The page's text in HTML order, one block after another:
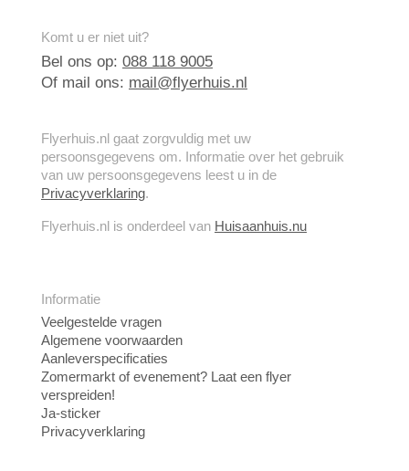
Komt u er niet uit?
Bel ons op: 088 118 9005
Of mail ons: mail@flyerhuis.nl
Flyerhuis.nl gaat zorgvuldig met uw
persoonsgegevens om. Informatie over het gebruik
van uw persoonsgegevens leest u in de
Privacyverklaring.
Flyerhuis.nl is onderdeel van Huisaanhuis.nu
Informatie
Veelgestelde vragen
Algemene voorwaarden
Aanleverspecificaties
Zomermarkt of evenement? Laat een flyer
verspreiden!
Ja-sticker
Privacyverklaring